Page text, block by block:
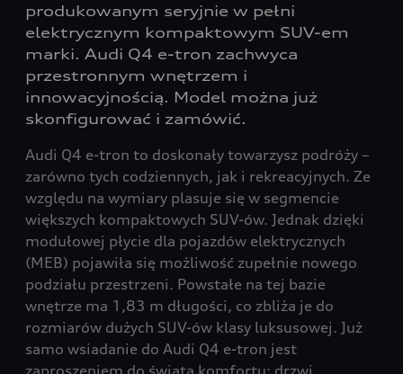
produkowanym seryjnie w pełni
elektrycznym kompaktowym SUV-em
marki. Audi Q4 e-tron zachwyca
przestronnym wnętrzem i
innowacyjnością. Model można już
skonfigurować i zamówić.
Audi Q4 e-tron to doskonały towarzysz podróży –
zarówno tych codziennych, jak i rekreacyjnych. Ze
względu na wymiary plasuje się w segmencie
większych kompaktowych SUV-ów. Jednak dzięki
modułowej płycie dla pojazdów elektrycznych
(MEB) pojawiła się możliwość zupełnie nowego
podziału przestrzeni. Powstałe na tej bazie
wnętrze ma 1,83 m długości, co zbliża je do
rozmiarów dużych SUV-ów klasy luksusowej. Już
samo wsiadanie do Audi Q4 e-tron jest
zaproszeniem do świata komfortu: drzwi